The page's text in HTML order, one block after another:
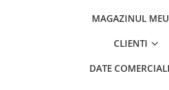
MAGAZINUL MEU
CLIENTI
DATE